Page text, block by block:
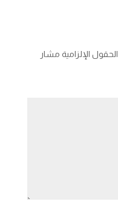
الحقول الإلزامية مشار